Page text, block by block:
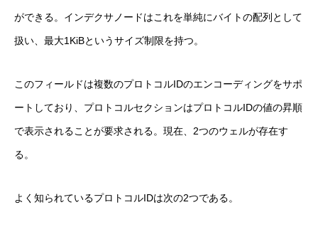
ができる。インデクサノードはこれを単純にバイトの配列として
扱い、最大1KiBというサイズ制限を持つ。
このフィールドは複数のプロトコルIDのエンコーディングをサポ
ートしており、プロトコルセクションはプロトコルIDの値の昇順
で表示されることが要求される。現在、2つのウェルが存在す
る。
よく知られているプロトコルIDは次の2つである。